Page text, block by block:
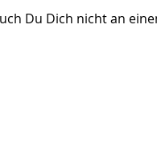
Du Dich nicht an